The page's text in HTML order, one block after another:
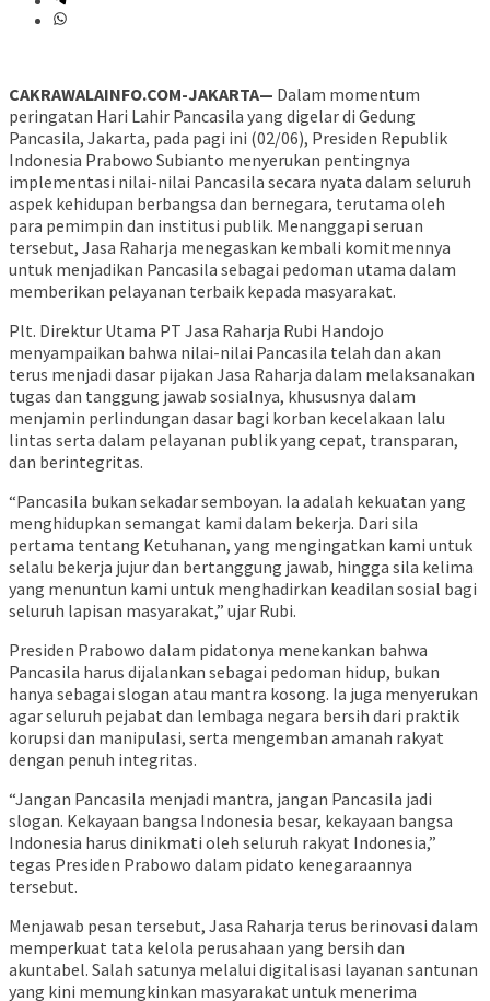
CAKRAWALAINFO.COM-JAKARTA— Dalam momentum
peringatan Hari Lahir Pancasila yang digelar di Gedung
Pancasila, Jakarta, pada pagi ini (02/06), Presiden Republik
Indonesia Prabowo Subianto menyerukan pentingnya
implementasi nilai-nilai Pancasila secara nyata dalam seluruh
aspek kehidupan berbangsa dan bernegara, terutama oleh
para pemimpin dan institusi publik. Menanggapi seruan
tersebut, Jasa Raharja menegaskan kembali komitmennya
untuk menjadikan Pancasila sebagai pedoman utama dalam
memberikan pelayanan terbaik kepada masyarakat.
Plt. Direktur Utama PT Jasa Raharja Rubi Handojo
menyampaikan bahwa nilai-nilai Pancasila telah dan akan
terus menjadi dasar pijakan Jasa Raharja dalam melaksanakan
tugas dan tanggung jawab sosialnya, khususnya dalam
menjamin perlindungan dasar bagi korban kecelakaan lalu
lintas serta dalam pelayanan publik yang cepat, transparan,
dan berintegritas.
“Pancasila bukan sekadar semboyan. Ia adalah kekuatan yang
menghidupkan semangat kami dalam bekerja. Dari sila
pertama tentang Ketuhanan, yang mengingatkan kami untuk
selalu bekerja jujur dan bertanggung jawab, hingga sila kelima
yang menuntun kami untuk menghadirkan keadilan sosial bagi
seluruh lapisan masyarakat,” ujar Rubi.
Presiden Prabowo dalam pidatonya menekankan bahwa
Pancasila harus dijalankan sebagai pedoman hidup, bukan
hanya sebagai slogan atau mantra kosong. Ia juga menyerukan
agar seluruh pejabat dan lembaga negara bersih dari praktik
korupsi dan manipulasi, serta mengemban amanah rakyat
dengan penuh integritas.
“Jangan Pancasila menjadi mantra, jangan Pancasila jadi
slogan. Kekayaan bangsa Indonesia besar, kekayaan bangsa
Indonesia harus dinikmati oleh seluruh rakyat Indonesia,”
tegas Presiden Prabowo dalam pidato kenegaraannya
tersebut.
Menjawab pesan tersebut, Jasa Raharja terus berinovasi dalam
memperkuat tata kelola perusahaan yang bersih dan
akuntabel. Salah satunya melalui digitalisasi layanan santunan
yang kini memungkinkan masyarakat untuk menerima